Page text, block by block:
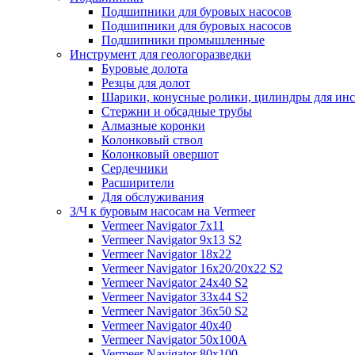
Подшипники для буровых насосов
Подшипники для буровых насосов
Подшипники промышленные
Инструмент для геологоразведки
Буровые долота
Резцы для долот
Шарики, конусные ролики, цилиндры для
Стержни и обсадные трубы
Алмазные коронки
Колонковый ствол
Колонковый овершот
Сердечники
Расширители
Для обслуживания
З/Ч к буровым насосам на Vermeer
Vermeer Navigator 7x11
Vermeer Navigator 9x13 S2
Vermeer Navigator 18x22
Vermeer Navigator 16x20/20x22 S2
Vermeer Navigator 24x40 S2
Vermeer Navigator 33x44 S2
Vermeer Navigator 36x50 S2
Vermeer Navigator 40x40
Vermeer Navigator 50x100A